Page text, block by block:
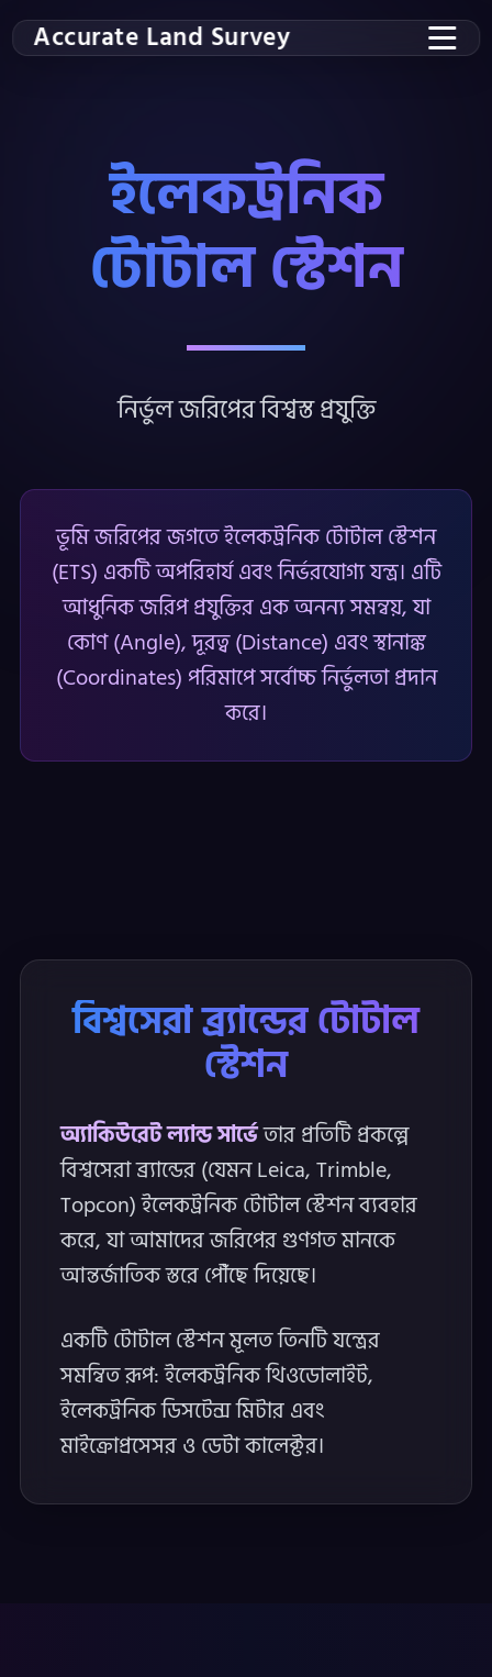
Accurate Land Survey
ইলেকট্রনিক
টোটাল স্টেশন
নির্ভুল জরিপের বিশ্বস্ত প্রযুক্তি
ভূমি জরিপের জগতে ইলেকট্রনিক টোটাল স্টেশন
(ETS) একটি অপরিহার্য এবং নির্ভরযোগ্য যন্ত্র। এটি
আধুনিক জরিপ প্রযুক্তির এক অনন্য সমন্বয়, যা
কোণ (Angle), দূরত্ব (Distance) এবং স্থানাঙ্ক
(Coordinates) পরিমাপে সর্বোচ্চ নির্ভুলতা প্রদান
করে।
বিশ্বসেরা ব্র্যান্ডের টোটাল
স্টেশন
অ্যাকিউরেট ল্যান্ড সার্ভেতার প্রতিটি প্রকল্পে
বিশ্বসেরা ব্র্যান্ডের (যেমন Leica, Trimble,
Topcon) ইলেকট্রনিক টোটাল স্টেশন ব্যবহার
করে, যা আমাদের জরিপের গুণগত মানকে
আন্তর্জাতিক স্তরে পৌঁছে দিয়েছে।
একটি টোটাল স্টেশন মূলত তিনটি যন্ত্রের
সমন্বিত রূপ: ইলেকট্রনিক থিওডোলাইট,
ইলেকট্রনিক ডিসটেন্স মিটার এবং
মাইক্রোপ্রসেসর ও ডেটা কালেক্টর।